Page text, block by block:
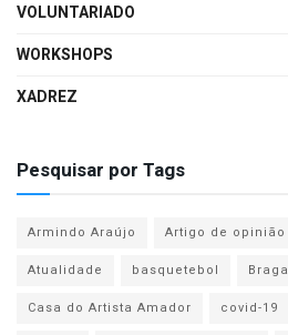
VOLUNTARIADO
WORKSHOPS
XADREZ
Pesquisar por Tags
Armindo Araújo Artigo de opinião
Atualidade
basquetebol Braga
Casa do Artista Amador
covid-19